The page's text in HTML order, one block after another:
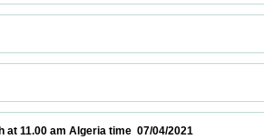
April 7th at 11.00 am Algeria time  07/04/2021